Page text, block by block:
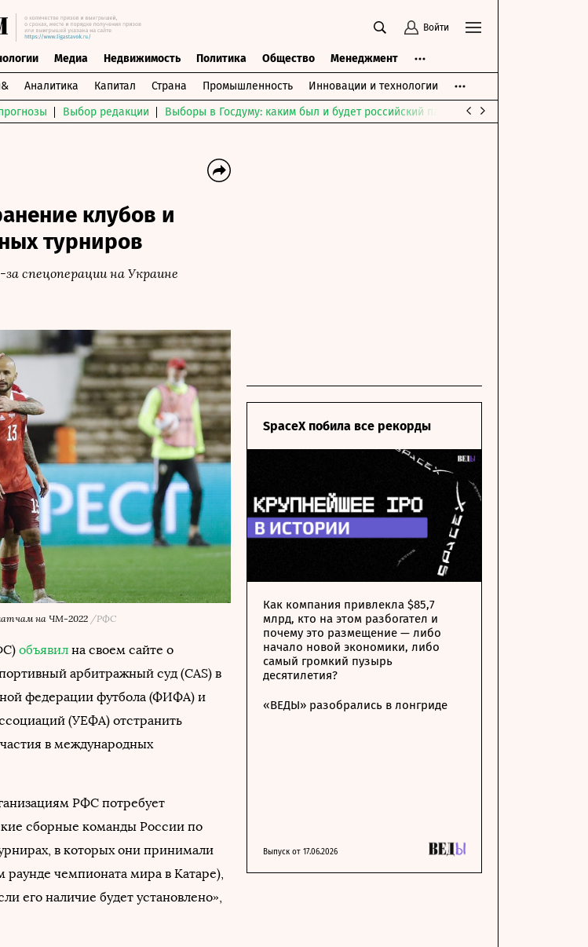
Войти
Медиа Недвижимость Политика Общество Менеджмент
Аналитика Капитал Страна Промышленность Инновации и технологии
Выбор редакции Выборы в Госдуму: каким был и будет российский парламент
клубов и
турниров
спецоперации на Украине
на ЧМ-2022 /РФС
объявил на своем сайте о
арбитражный суд (CAS) в
федерации футбола (ФИФА) и
(УЕФА) отстранить
в международных
РФС потребует
сборные команды России по
в которых они принимали
раунде чемпионата мира в Катаре),
его наличие будет установлено»,
SpaceX побила все рекорды
Как компания привлекла $85,7
млрд, кто на этом разбогател и
почему это размещение — либо
начало новой экономики, либо
самый громкий пузырь
десятилетия?
«ВЕДЫ» разобрались в лонгриде
Выпуск от 17.06.2026